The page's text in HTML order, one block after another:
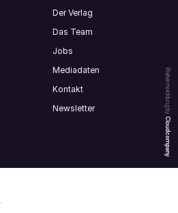
Webentwicklung by
Cloudcompany
Der Verlag
Das Team
Jobs
Mediadaten
Kontakt
Newsletter